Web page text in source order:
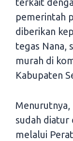
pemerintah
diberikan
tegas Nana,
murah di
Kabupaten
sudah
melalui